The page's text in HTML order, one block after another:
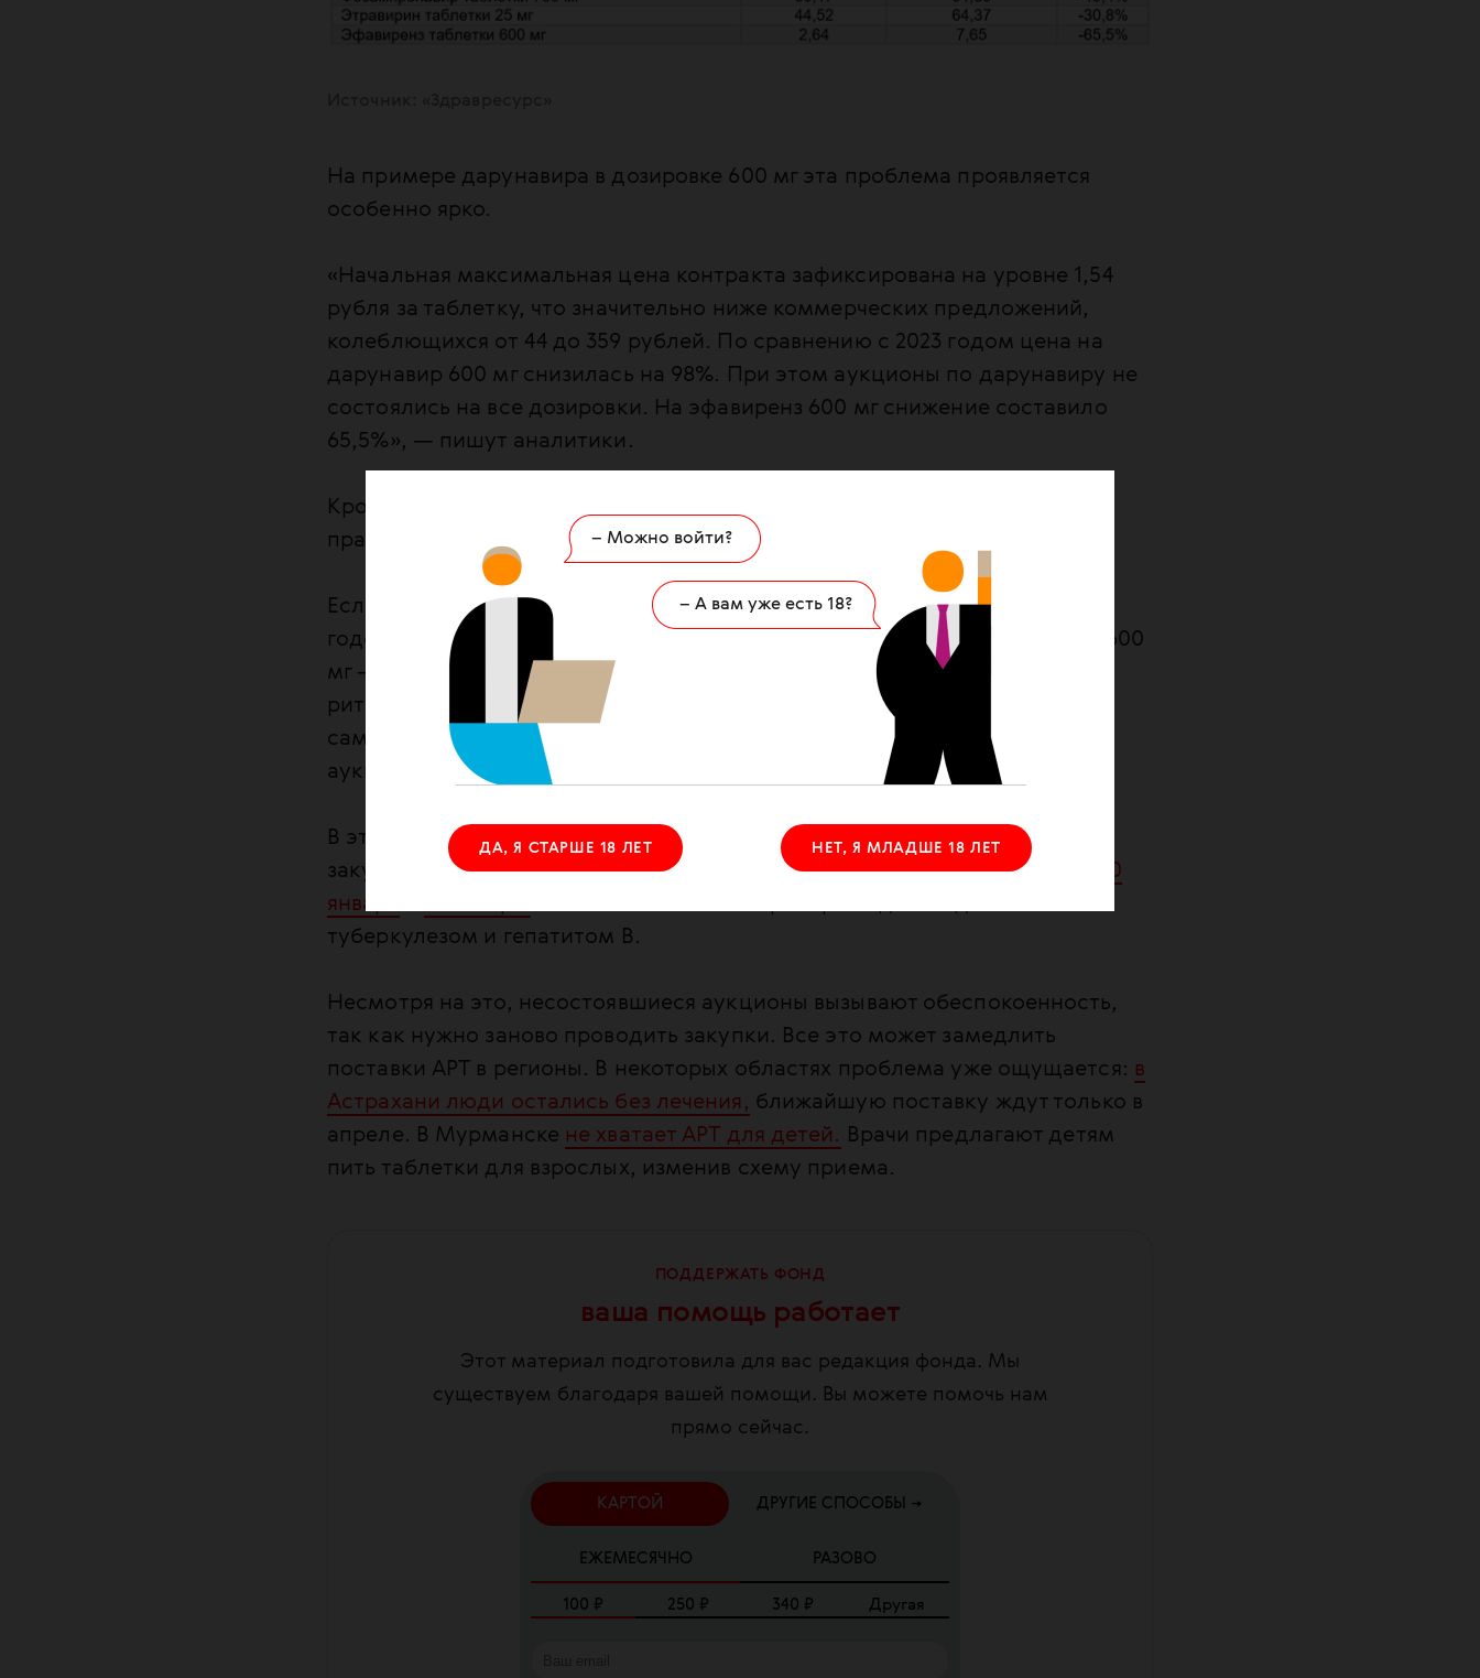
– Можно войти?
– А вам уже есть 18?
ДА, Я СТАРШЕ 18 ЛЕТ НЕТ, Я МЛАДШЕ 18 ЛЕТ
На примере дарунавира в дозировке 600 мг эта проблема проявляется
особенно ярко.
«Начальная максимальная цена контракта зафиксирована на уровне 1,54
рубля за таблетку, что значительно ниже коммерческих предложений,
колеблющихся от 44 до 359 рублей. По сравнению с 2023 годом цена на
дарунавир 600 мг снизилась на 98%. При этом аукционы по дарунавиру не
состоялись на все дозировки. На эфавиренз 600 мг снижение составило
65,5%», — пишут аналитики.
Кроме того, непонятно, почему не состоялись аукционы, где цены
практически не изменились с 2023 года.
Если рассматривать все несостоявшиеся аукционы, то это 107 тысяч
годовых курсов третьих препаратов. Из них 66,5 тысяч — это эфавиренз 600
мг — одно из лекарств первого ряда для старта терапии, 46 тысяч курсов
ритонавира 100 мг и 271 тысяча курсов ламивудина, который считается
самым используемым НИОТ. На три педиатрические формы препаратов
аукционы не состоялись — это 38,3 тысячи флаконов.
В этом году Центр лекобеспечния уже не раз объявлял аукционы на
закупку препаратов для лечения ВИЧ. О них стало известно5 февраля
30
января
туберкулезом и гепатитом В.
Несмотря на это, несостоявшиеся аукционы вызывают обеспокоенность,
так как нужно заново проводить закупки. Все это может замедлить
поставки АРТ в регионы. В некоторых областях проблема уже ощущается: в
Астрахани люди остались без лечения, ближайшую поставку ждут только в
апреле. В Мурманске не хватает АРТ для детей. Врачи предлагают детям
пить таблетки для взрослых, изменив схему приема.
ПОДДЕРЖАТЬ ФОНД
ваша помощь работает
Этот материал подготовила для вас редакция фонда. Мы
существуем благодаря вашей помощи. Вы можете помочь нам
прямо сейчас.
КАРТОЙ ДРУГИЕ СПОСОБЫ →
ЕЖЕМЕСЯЧНО РАЗОВО
100 ₽ 250 ₽ 340 ₽ Другая